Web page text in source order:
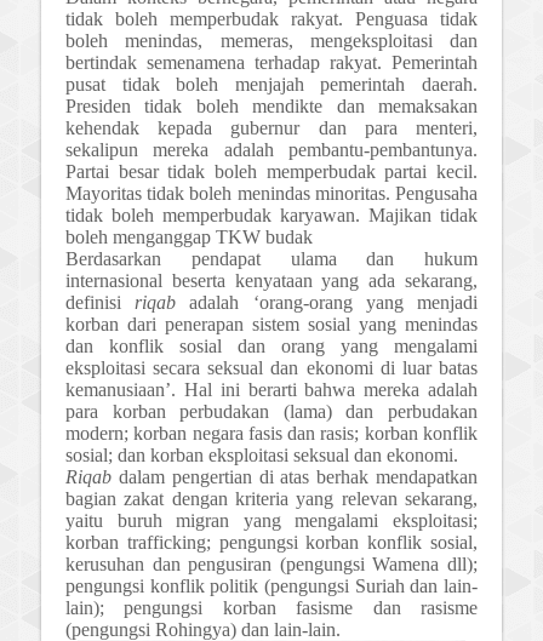
tidak boleh memperbudak rakyat. Penguasa tidak
boleh menindas, memeras, mengeksploitasi dan
bertindak semenamena terhadap rakyat. Pemerintah
pusat tidak boleh menjajah pemerintah daerah.
Presiden tidak boleh mendikte dan memaksakan
kehendak kepada gubernur dan para menteri,
sekalipun mereka adalah pembantu-pembantunya.
Partai besar tidak boleh memperbudak partai kecil.
Mayoritas tidak boleh menindas minoritas. Pengusaha
tidak boleh memperbudak karyawan. Majikan tidak
boleh menganggap TKW budak
Berdasarkan pendapat ulama dan hukum
internasional beserta kenyataan yang ada sekarang,
definisi riqab adalah ‘orang-orang yang menjadi
korban dari penerapan sistem sosial yang menindas
dan konflik sosial dan orang yang mengalami
eksploitasi secara seksual dan ekonomi di luar batas
kemanusiaan’. Hal ini berarti bahwa mereka adalah
para korban perbudakan (lama) dan perbudakan
modern; korban negara fasis dan rasis; korban konflik
sosial; dan korban eksploitasi seksual dan ekonomi.
Riqab dalam pengertian di atas berhak mendapatkan
bagian zakat dengan kriteria yang relevan sekarang,
yaitu buruh migran yang mengalami eksploitasi;
korban trafficking; pengungsi korban konflik sosial,
kerusuhan dan pengusiran (pengungsi Wamena dll);
pengungsi konflik politik (pengungsi Suriah dan lain-
lain); pengungsi korban fasisme dan rasisme
(pengungsi Rohingya) dan lain-lain.